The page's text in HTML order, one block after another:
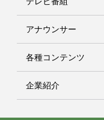
アナウンサー
各種コンテンツ
企業紹介